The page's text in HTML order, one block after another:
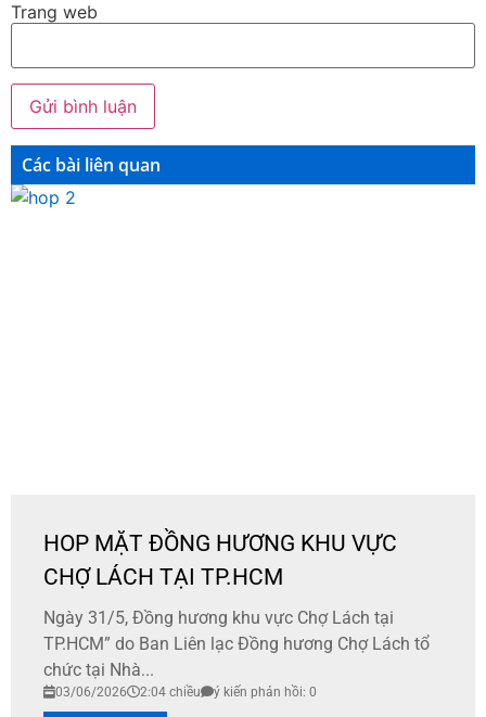
Trang web
Các bài liên quan
HOP MẶT ĐỒNG HƯƠNG KHU VỰC
CHỢ LÁCH TẠI TP.HCM
Ngày 31/5, Đồng hương khu vực Chợ Lách tại
TP.HCM” do Ban Liên lạc Đồng hương Chợ Lách tổ
chức tại Nhà...
03/06/2026 2:04 chiều ý kiến phản hồi: 0